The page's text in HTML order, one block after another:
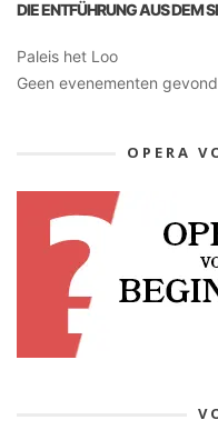
DIE ENTFÜHRUNG AUS DEM
Paleis het Loo
Geen evenementen
OPERA